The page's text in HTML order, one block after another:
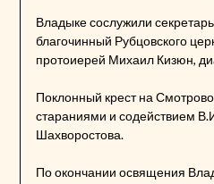
Владыке сослужили
благочинный Рубцовского
протоиерей Михаил Кизюн,
Поклонный крест на
стараниями и содействием
Шахворостова.
По окончании освящения